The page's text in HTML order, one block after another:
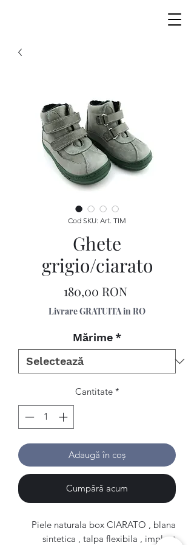
Cod SKU: Art. TIM
Ghete
grigio/ciarato
180,00 RONPreț
Livrare GRATUITA in RO
Mărime *
Cantitate *
Adaugă în coș
Cumpără acum
Piele naturala box CIARATO , blana
sintetica , talpa flexibila , implant